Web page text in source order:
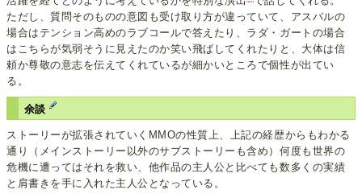
ただし、質問そのものの意図も受け取り方が違っていて、アスバルの
場合はテンション高めのラブコールで答えたり、ラダ・ガートの場合
はこちらが気弱そうに見えたのか笑い飛ばしてくれたりと、大体は信
頼か尊敬の意志を伝えてくれているが細かいところで個性が出てい
る。
余談
ストーリーが拡張されていくMMOの性質上、上記の経歴からもわかる
通り（メインストーリー以外のサブストーリーも含め）何度も世界の
危機に遭ってはそれを救い、他作品の主人公と比べても数多くの実績
と肩書きを手に入れた主人公となっている。